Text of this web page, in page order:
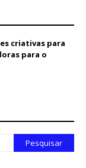
criativas para
para o